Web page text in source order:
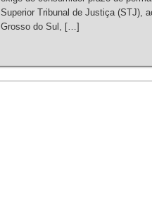
Superior Tribunal de Justiça (STJ),
Grosso do Sul, […]